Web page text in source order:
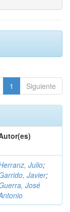
1 Siguiente
Julio;
Javier;
José